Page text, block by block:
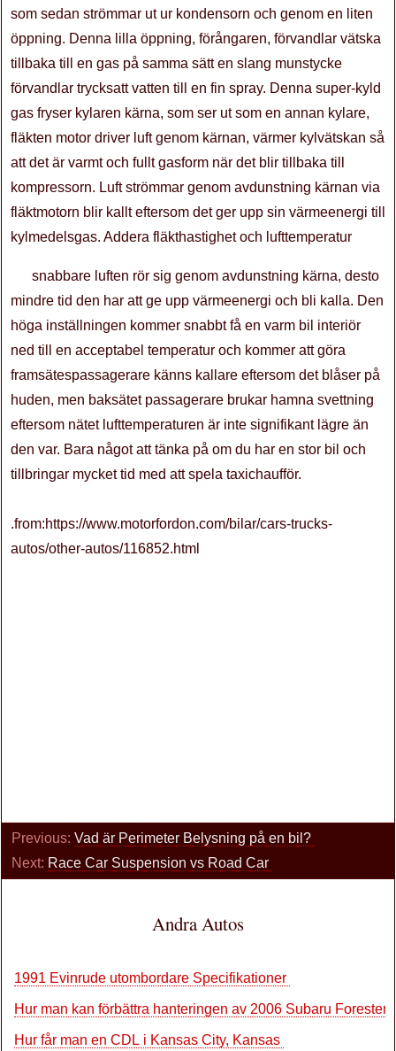
som sedan strömmar ut ur kondensorn och genom en liten
öppning. Denna lilla öppning, förångaren, förvandlar vätska
tillbaka till en gas på samma sätt en slang munstycke
förvandlar trycksatt vatten till en fin spray. Denna super-kyld
gas fryser kylaren kärna, som ser ut som en annan kylare,
fläkten motor driver luft genom kärnan, värmer kylvätskan så
att det är varmt och fullt gasform när det blir tillbaka till
kompressorn. Luft strömmar genom avdunstning kärnan via
fläktmotorn blir kallt eftersom det ger upp sin värmeenergi till
kylmedelsgas. Addera fläkthastighet och lufttemperatur
snabbare luften rör sig genom avdunstning kärna, desto
mindre tid den har att ge upp värmeenergi och bli kalla. Den
höga inställningen kommer snabbt få en varm bil interiör
ned till en acceptabel temperatur och kommer att göra
framsätespassagerare känns kallare eftersom det blåser på
huden, men baksätet passagerare brukar hamna svettning
eftersom nätet lufttemperaturen är inte signifikant lägre än
den var. Bara något att tänka på om du har en stor bil och
tillbringar mycket tid med att spela taxichaufför.
.from:https://www.motorfordon.com/bilar/cars-trucks-
autos/other-autos/116852.html
Previous: Vad är Perimeter Belysning på en bil?
Next: Race Car Suspension vs Road Car
Andra Autos
1991 Evinrude utombordare Specifikationer
Hur man kan förbättra hanteringen av 2006 Subaru Forester
Hur får man en CDL i Kansas City, Kansas